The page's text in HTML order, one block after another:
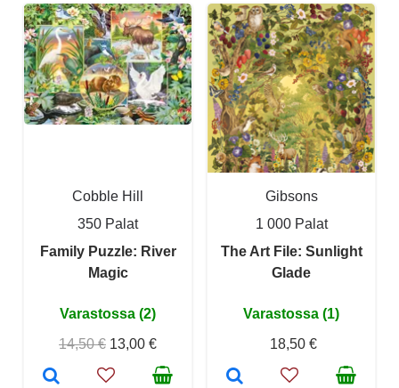
Cobble Hill
350 Palat
Family Puzzle: River
Magic
Varastossa (2)
14,50 € 13,00 €
Gibsons
1 000 Palat
The Art File: Sunlight
Glade
Varastossa (1)
18,50 €